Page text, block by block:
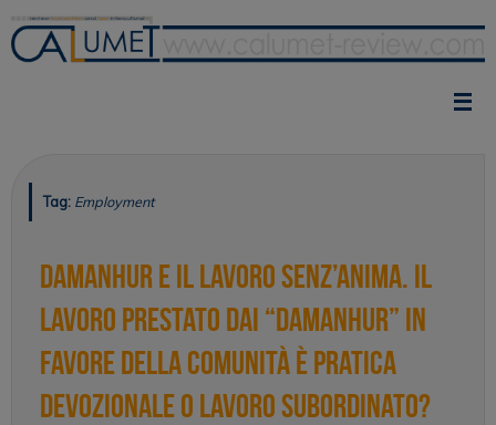
content
Tag: Employment
Damanhur e il lavoro senz’anima. Il
lavoro prestato dai “damanhur” in
favore della Comunità è pratica
devozionale o lavoro subordinato?